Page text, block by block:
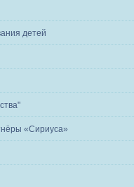
детей
«Сириуса»